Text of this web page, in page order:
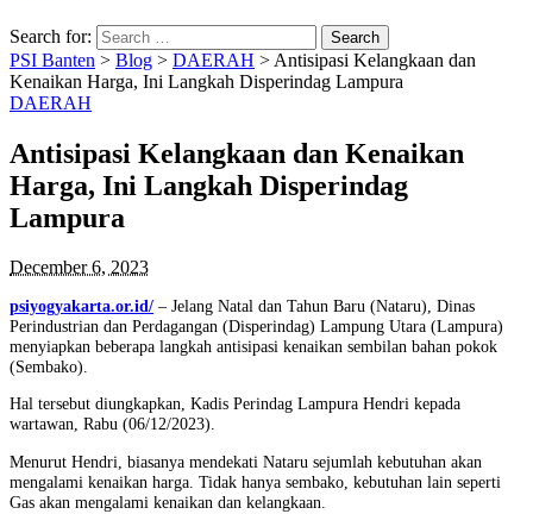
Search for:
PSI Banten > Blog > DAERAH > Antisipasi Kelangkaan dan
Kenaikan Harga, Ini Langkah Disperindag Lampura
DAERAH
Antisipasi Kelangkaan dan Kenaikan
Harga, Ini Langkah Disperindag
Lampura
December 6, 2023
psiyogyakarta.or.id/ – Jelang Natal dan Tahun Baru (Nataru), Dinas
Perindustrian dan Perdagangan (Disperindag) Lampung Utara (Lampura)
menyiapkan beberapa langkah antisipasi kenaikan sembilan bahan pokok
(Sembako).
Hal tersebut diungkapkan, Kadis Perindag Lampura Hendri kepada
wartawan, Rabu (06/12/2023).
Menurut Hendri, biasanya mendekati Nataru sejumlah kebutuhan akan
mengalami kenaikan harga. Tidak hanya sembako, kebutuhan lain seperti
Gas akan mengalami kenaikan dan kelangkaan.